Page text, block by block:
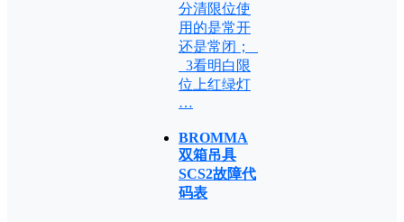
分清限位使
用的是常开
还是常闭；
3看明白限
位上红绿灯
…
BROMMA
双箱吊具
SCS2故障代
码表